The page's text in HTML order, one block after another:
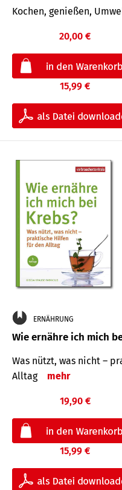
Kochen, genießen,
20,00 €
15,99 €
ERNÄHRUNG
Wie ernähre ich mich
Was nützt, was nicht –
Alltag
mehr
19,90 €
15,99 €